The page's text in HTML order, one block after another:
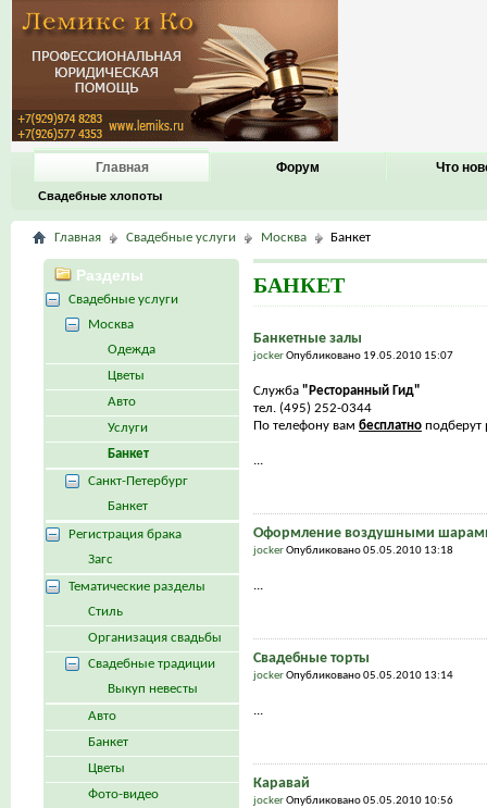
Главная
Свадебные хлопоты
Форум Что
Главная Свадебные услуги Москва Банкет
БАНКЕТ
Банкетные залы
jockerОпубликовано 19.05.2010 15:07
Служба "Ресторанный Гид"
тел. (495) 252-0344
По телефону вам бесплатноподберут
...
Оформление воздушными
jockerОпубликовано 05.05.2010 13:18
...
Свадебные торты
jockerОпубликовано 05.05.2010 13:14
...
Каравай
jockerОпубликовано 05.05.2010 10:56
Разделы
Свадебные услуги
Москва
Одежда
Цветы
Авто
Услуги
Банкет
Санкт-Петербург
Банкет
Регистрация брака
Загс
Тематические разделы
Стиль
Организация свадьбы
Свадебные традиции
Выкуп невесты
Авто
Банкет
Цветы
Фото-видео